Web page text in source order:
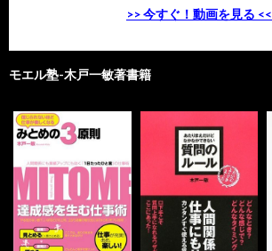
>> 今すぐ！動画を見る <<
モエル塾-木戸一敏著書籍